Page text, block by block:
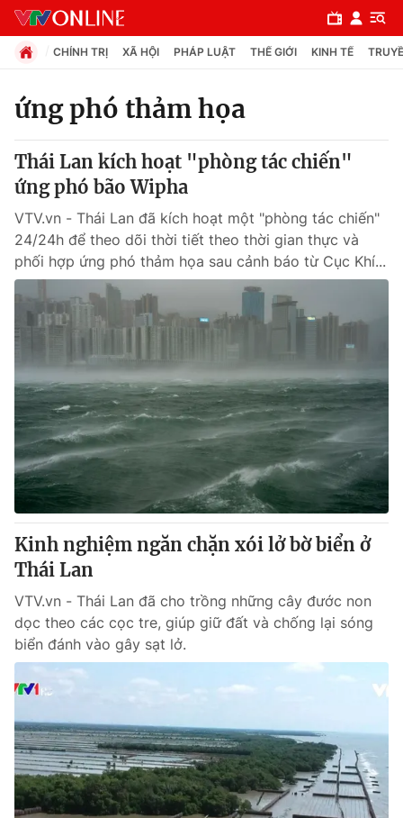
Chuyên mục
Chính trị
Xã hội
Pháp luật
Y tế
Thế giới
Tin tức
Thế giới đó đây
Câu chuyện quốc tế
Kinh tế
Tài chính
Thị trường
Góc doanh nghiệp
Dữ liệu và đời sống
Truyền hình
Hậu trường
Nhân vật
Khán giả
Giải sao mai
Giải trí
Điện ảnh
Âm nhạc
Đời sống
Du lịch
Làm đẹp
Chất lượng cuộc sống
Giáo dục
Tuyển sinh
Học trực tuyến
Công nghệ
Hitech Công nghệ tương lai
Giao lưu trực tuyến
CHÍNH TRỊ XÃ HỘI PHÁP LUẬT THẾ GIỚI KINH TẾ
ứng phó thảm họa
Thái Lan kích hoạt "phòng tác chiến"
ứng phó bão Wipha
VTV.vn - Thái Lan đã kích hoạt một "phòng tác chiến"
24/24h để theo dõi thời tiết theo thời gian thực và
phối hợp ứng phó thảm họa sau cảnh báo từ Cục Khí...
Kinh nghiệm ngăn chặn xói lở bờ biển ở
Thái Lan
VTV.vn - Thái Lan đã cho trồng những cây đước non
dọc theo các cọc tre, giúp giữ đất và chống lại sóng
biển đánh vào gây sạt lở.